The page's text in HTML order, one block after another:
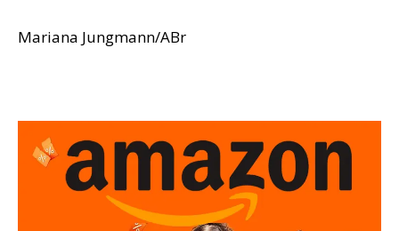
Mariana Jungmann/ABr